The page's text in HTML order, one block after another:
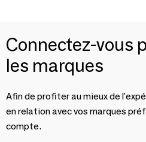
Connectez-vous
les marques
Afin de profiter au mieux de
en relation avec vos marques
compte.